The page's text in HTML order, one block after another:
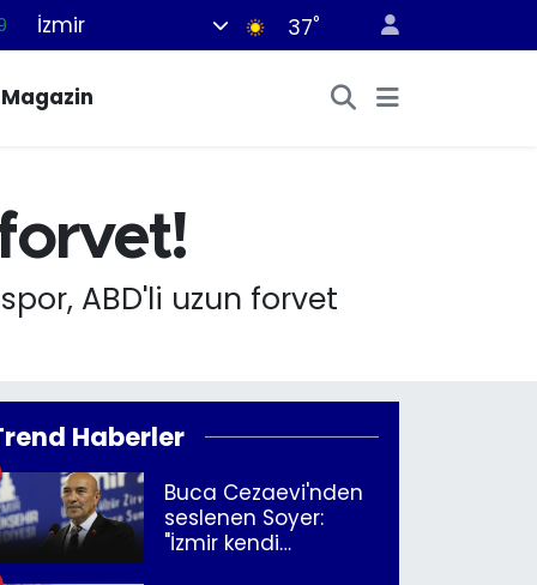
İzmir 37°
Magazin
ABD'li uzun forvet
Haberler
Buca Cezaevi'nden
seslenen Soyer:
"İzmir kendi